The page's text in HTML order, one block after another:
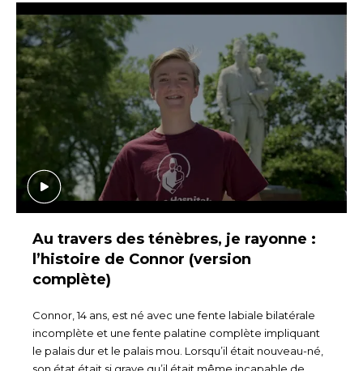
Au travers des ténèbres, je rayonne :
l’histoire de Connor (version
complète)
Connor, 14 ans, est né avec une fente labiale bilatérale
incomplète et une fente palatine complète impliquant
le palais dur et le palais mou. Lorsqu’il était nouveau-né,
son état était si grave qu’il était même incapable de